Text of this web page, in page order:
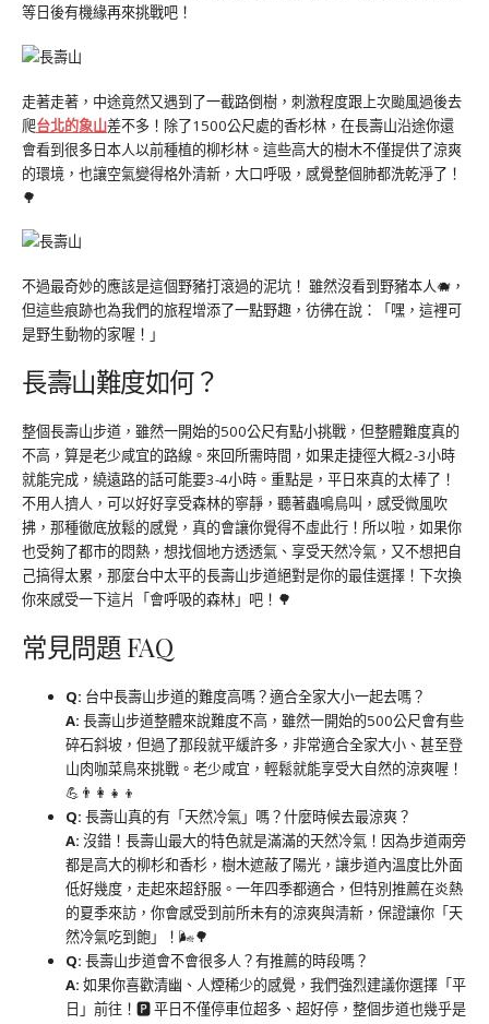
等日後有機緣再來挑戰吧！
走著走著，中途竟然又遇到了一截路倒樹，刺激程度跟上次颱風過後去
爬台北的象山差不多！除了1500公尺處的香杉林，在長壽山沿途你還
會看到很多日本人以前種植的柳杉林。這些高大的樹木不僅提供了涼爽
的環境，也讓空氣變得格外清新，大口呼吸，感覺整個肺都洗乾淨了！
🌳
不過最奇妙的應該是這個野豬打滾過的泥坑！ 雖然沒看到野豬本人🐗，
但這些痕跡也為我們的旅程增添了一點野趣，彷彿在說：「嘿，這裡可
是野生動物的家喔！」
長壽山難度如何？
整個長壽山步道，雖然一開始的500公尺有點小挑戰，但整體難度真的
不高，算是老少咸宜的路線。來回所需時間，如果走捷徑大概2-3小時
就能完成，繞遠路的話可能要3-4小時。重點是，平日來真的太棒了！
不用人擠人，可以好好享受森林的寧靜，聽著蟲鳴鳥叫，感受微風吹
拂，那種徹底放鬆的感覺，真的會讓你覺得不虛此行！所以啦，如果你
也受夠了都市的悶熱，想找個地方透透氣、享受天然冷氣，又不想把自
己搞得太累，那麼台中太平的長壽山步道絕對是你的最佳選擇！下次換
你來感受一下這片「會呼吸的森林」吧！🌳
常見問題 FAQ
Q: 台中長壽山步道的難度高嗎？適合全家大小一起去嗎？
A: 長壽山步道整體來說難度不高，雖然一開始的500公尺會有些
碎石斜坡，但過了那段就平緩許多，非常適合全家大小、甚至登
山肉咖菜鳥來挑戰。老少咸宜，輕鬆就能享受大自然的涼爽喔！
💪👨‍👩‍👧‍👦
Q: 長壽山真的有「天然冷氣」嗎？什麼時候去最涼爽？
A: 沒錯！長壽山最大的特色就是滿滿的天然冷氣！因為步道兩旁
都是高大的柳杉和香杉，樹木遮蔽了陽光，讓步道內溫度比外面
低好幾度，走起來超舒服。一年四季都適合，但特別推薦在炎熱
的夏季來訪，你會感受到前所未有的涼爽與清新，保證讓你「天
然冷氣吃到飽」！🌬️🌳
Q: 長壽山步道會不會很多人？有推薦的時段嗎？
A: 如果你喜歡清幽、人煙稀少的感覺，我們強烈建議你選擇「平
日」前往！🅿️ 平日不僅停車位超多、超好停，整個步道也幾乎是